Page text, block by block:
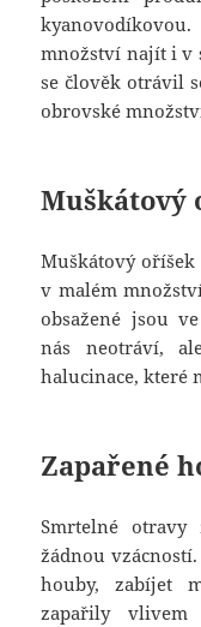
množství najít i v
se člověk otrávil
obrovské
Muškátový
Muškátový
v malém
obsažené jsou
nás neotráví,
halucinace, které
Zapařené
Smrtelné
žádnou
houby, zabíjet
zapařily vlivem